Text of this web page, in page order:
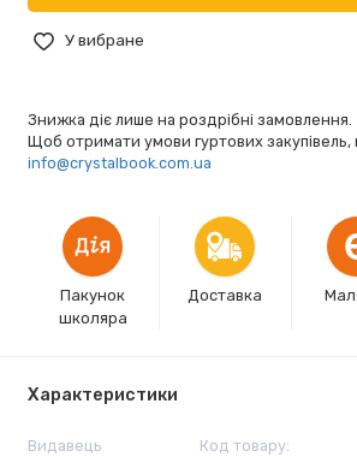
У вибране
Знижка діє лише на роздрібні замовлення.
Щоб отримати умови гуртових закупівель,
info@crystalbook.com.ua
Пакунок
школяра
Доставка
Характеристики
Видавець
Код товару: